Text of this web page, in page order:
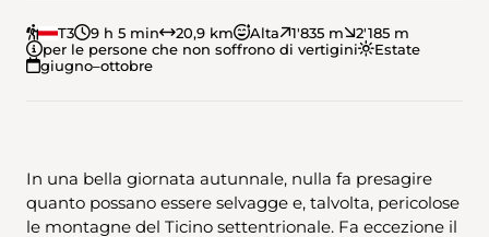
T3 9 h 5 min 20,9 km Alta 1'835 m
2'185 m
per le persone che non soffrono di vertigini
Estate
giugno–ottobre
In una bella giornata autunnale, nulla fa presagire
quanto possano essere selvagge e, talvolta, pericolose
le montagne del Ticino settentrionale. Fa eccezione il